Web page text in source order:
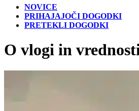
NOVICE
PRIHAJAJOČI DOGODKI
PRETEKLI DOGODKI
O vlogi in